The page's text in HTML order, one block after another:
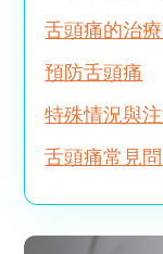
舌頭痛的治
預防舌頭痛
特殊情況與
舌頭痛常見問